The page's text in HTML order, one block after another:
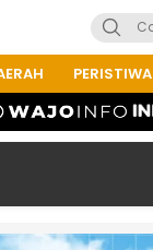
PERISTIWA